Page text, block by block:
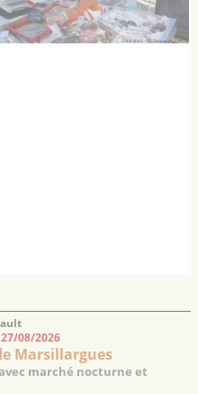
08/2026
Marsillargues
marché nocturne et